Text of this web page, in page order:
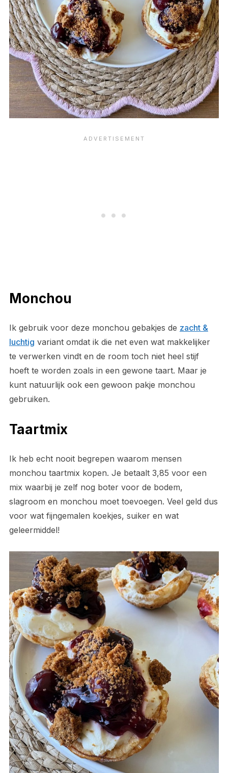
Monchou
Ik gebruik voor deze monchou gebakjes de zacht &
luchtig variant omdat ik die net even wat makkelijker
te verwerken vindt en de room toch niet heel stijf
hoeft te worden zoals in een gewone taart. Maar je
kunt natuurlijk ook een gewoon pakje monchou
gebruiken.
Taartmix
Ik heb echt nooit begrepen waarom mensen
monchou taartmix kopen. Je betaalt 3,85 voor een
mix waarbij je zelf nog boter voor de bodem,
slagroom en monchou moet toevoegen. Veel geld dus
voor wat fijngemalen koekjes, suiker en wat
geleermiddel!